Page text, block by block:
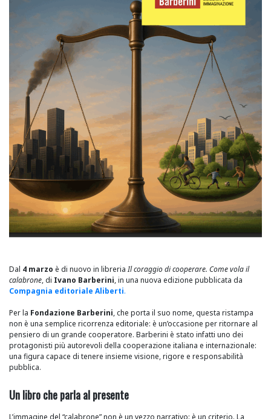
Dal 4 marzo è di nuovo in libreriaIl coraggio di cooperare. Come vola il
calabrone, di Ivano Barberini, in una nuova edizione pubblicata da
Compagnia editoriale Aliberti.
Per la Fondazione Barberini, che porta il suo nome, questa ristampa
non è una semplice ricorrenza editoriale: è un’occasione per ritornare al
pensiero di un grande cooperatore. Barberini è stato infatti uno dei
protagonisti più autorevoli della cooperazione italiana e internazionale:
una figura capace di tenere insieme visione, rigore e responsabilità
pubblica.
Un libro che parla al presente